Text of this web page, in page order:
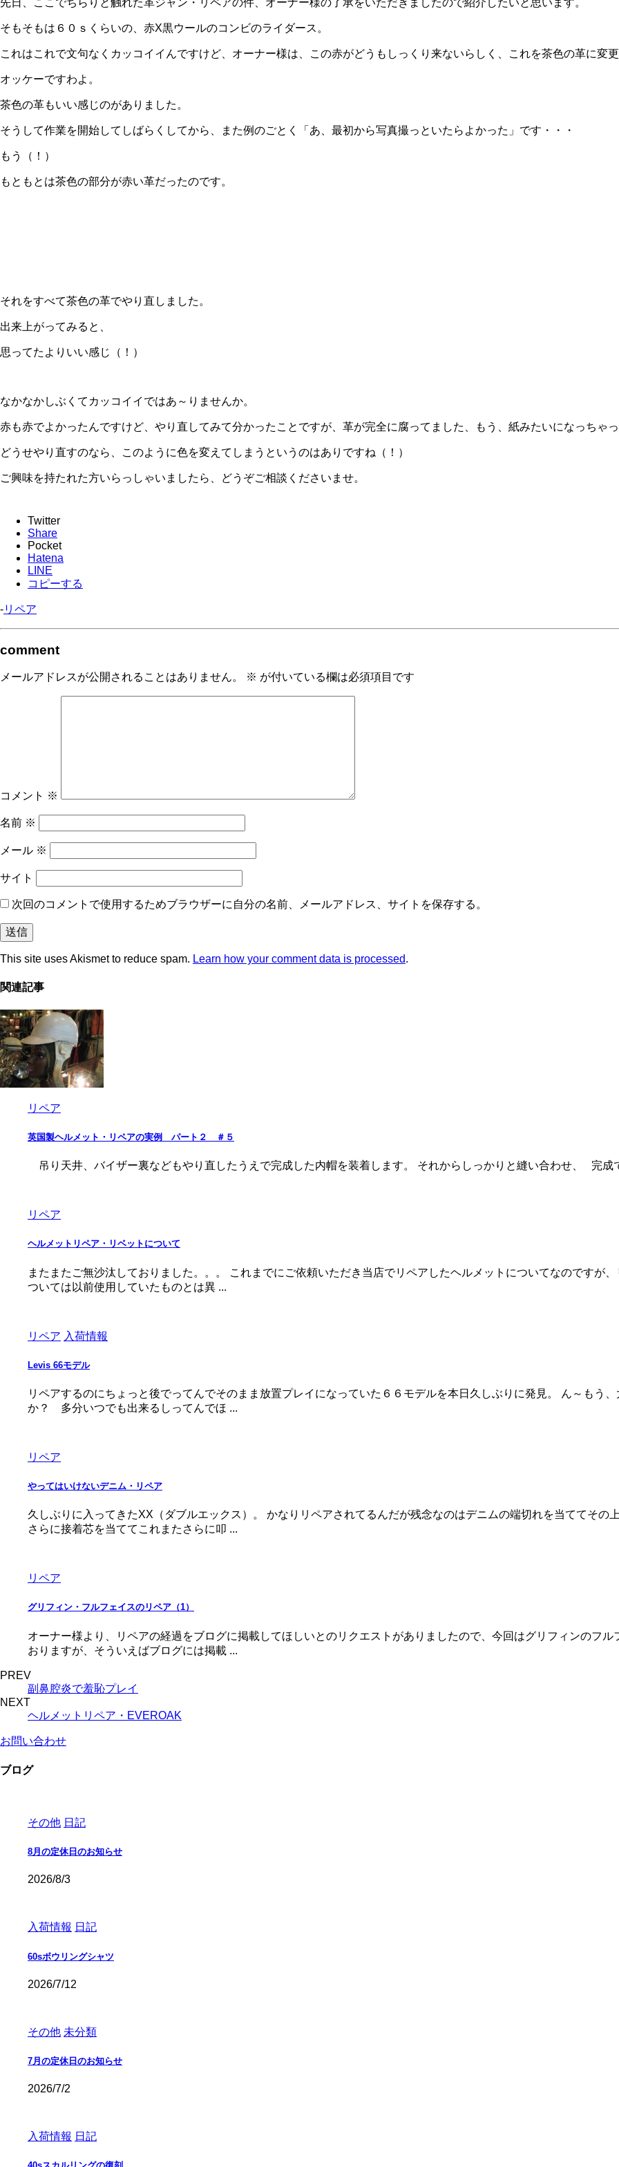
そもそもは６０ｓくらいの、赤X黒ウールのコンビのライダース。
これはこれで文句なくカッコイイんですけど、オーナー様は、この赤がどうもしっくり来ないらしく、これを茶色の革に変
オッケーですわよ。
茶色の革もいい感じのがありました。
そうして作業を開始してしばらくしてから、また例のごとく「あ、最初から写真撮っといたらよかった」です・・・
もう（！）
もともとは茶色の部分が赤い革だったのです。
それをすべて茶色の革でやり直しました。
出来上がってみると、
思ってたよりいい感じ（！）
なかなかしぶくてカッコイイではあ～りませんか。
赤も赤でよかったんですけど、やり直してみて分かったことですが、革が完全に腐ってました、もう、紙みたいになっちゃ
どうせやり直すのなら、このように色を変えてしまうというのはありですね（！）
ご興味を持たれた方いらっしゃいましたら、どうぞご相談くださいませ。
Twitter
Share
Pocket
Hatena
LINE
コピーする
-リペア
comment
メールアドレスが公開されることはありません。 ※ が付いている欄は必須項目です
コメント ※
名前 ※
メール ※
サイト
次回のコメントで使用するためブラウザーに自分の名前、メールアドレス、サイトを保存する。
This site uses Akismet to reduce spam. Learn how your comment data is processed.
関連記事
リペア
英国製ヘルメット・リペアの実例 パート２ ＃５
吊り天井、バイザー裏などもやり直したうえで完成した内帽を装着します。 それからしっかりと縫い合わせ、 完
リペア
ヘルメットリペア・リベットについて
またまたご無沙汰しておりました。。。 これまでにご依頼いただき当店でリペアしたヘルメットについてなのですが
ついては以前使用していたものとは異 ...
リペア 入荷情報
Levis 66モデル
リペアするのにちょっと後でってんでそのまま放置プレイになっていた６６モデルを本日久しぶりに発見。 ん～もう
か？ 多分いつでも出来るしってんでほ ...
リペア
やってはいけないデニム・リペア
久しぶりに入ってきたXX（ダブルエックス）。 かなりリペアされてるんだが残念なのはデニムの端切れを当ててその
さらに接着芯を当ててこれまたさらに叩 ...
リペア
グリフィン・フルフェイスのリペア（1）
オーナー様より、リペアの経過をブログに掲載してほしいとのリクエストがありましたので、今回はグリフィンのフ
おりますが、そういえばブログには掲載 ...
PREV
副鼻腔炎で羞恥プレイ
NEXT
ヘルメットリペア・EVEROAK
お問い合わせ
ブログ
その他 日記
8月の定休日のお知らせ
2026/8/3
入荷情報 日記
60sボウリングシャツ
2026/7/12
その他 未分類
7月の定休日のお知らせ
2026/7/2
入荷情報 日記